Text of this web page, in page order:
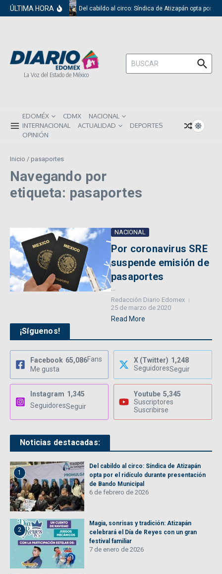
Saltar al contenido
ÚLTIMA HORA Del cabildo al circo: Síndica de Atizapán opta por
La Voz del Estado de México
Buscar:
EDOMÉX CDMX
NACIONAL
INTERNACIONAL
ACTUALIDAD
DEPORTES
OPINIÓN
Inicio / pasaportes
Navegando por
etiqueta: pasaportes
NACIONAL
Por coronavirus SRE
suspende emisión de
pasaportes
...
Redacción Diario Edomex
25 de marzo de 2020
Read More
¡Síguenos!
Facebook 65,086Fans
Me gusta
X (Twitter) 1,248
SeguidoresSeguir
Instagram 1,345
SeguidoresSeguir
Youtube 5,345
Suscriptores
Suscribirse
Noticias destacadas:
1
Del cabildo al circo: Síndica de Atizapán
opta por el ridículo durante presentación
de Bando Municipal
6 de febrero de 2026
2
Magia, sonrisas y tradición: Atizapán
celebrará el Día de Reyes con un gran
festival familiar
7 de enero de 2026